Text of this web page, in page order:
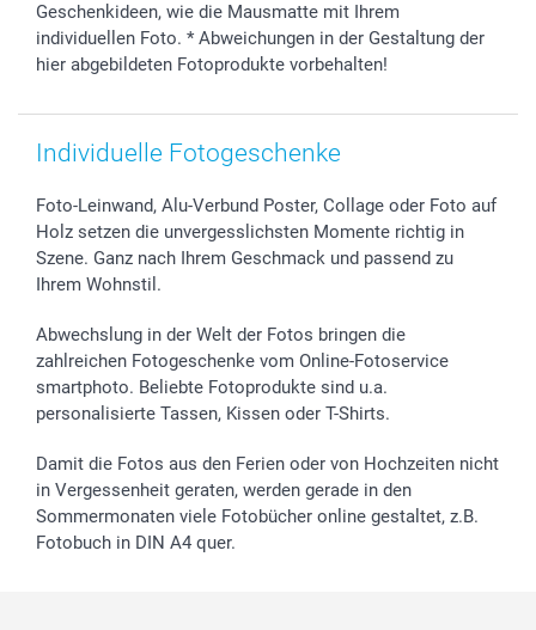
smartfriends
smartgarantie
smartbonus
Geschenkideen, wie die Mausmatte mit Ihrem
individuellen Foto. * Abweichungen in der Gestaltung der
hier abgebildeten Fotoprodukte vorbehalten!
Individuelle Fotogeschenke
Foto-Leinwand, Alu-Verbund Poster, Collage oder Foto auf
Holz setzen die unvergesslichsten Momente richtig in
Szene. Ganz nach Ihrem Geschmack und passend zu
Ihrem Wohnstil.
Abwechslung in der Welt der Fotos bringen die
zahlreichen Fotogeschenke vom Online-Fotoservice
smartphoto. Beliebte Fotoprodukte sind u.a.
personalisierte Tassen, Kissen oder T-Shirts.
Damit die Fotos aus den Ferien oder von Hochzeiten nicht
in Vergessenheit geraten, werden gerade in den
Sommermonaten viele Fotobücher online gestaltet, z.B.
Fotobuch in DIN A4 quer.